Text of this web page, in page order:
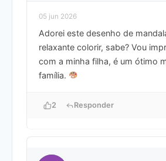
05 jun 2026
Adorei este desenho de
relaxante colorir, sabe? Vou
com a minha filha, é um ótimo
família.
2 Responder